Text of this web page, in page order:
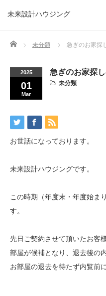
未来設計ハウジング
Home 未分類 急ぎのお家探
2025
01
Mar
急ぎのお家探
未分類
お世話になっております。
未来設計ハウジングです。
この時期（年度末・年度始ま
す。
先日ご契約させて頂いたお客
部屋が候補となり、退去後の
お部屋の退去を待たず内覧前